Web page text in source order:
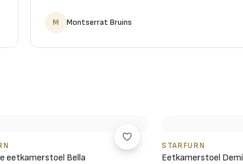
M Montserrat Bruins
eetkamerstoel Bella
STARFURN
Eetkamerstoel Demi